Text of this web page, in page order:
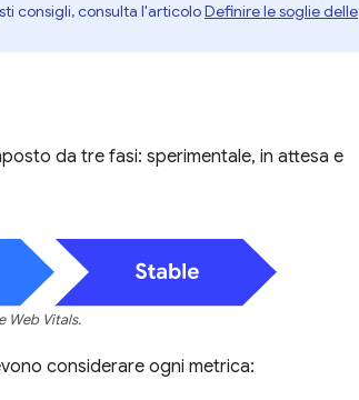
consigli, consulta l'articoloDefinire le soglie delle
da tre fasi: sperimentale, in attesa e
Web Vitals.
considerare ogni metrica: